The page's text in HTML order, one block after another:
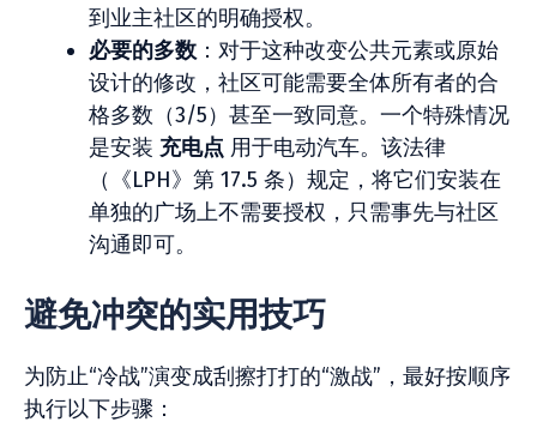
到业主社区的明确授权。
必要的多数 ：对于这种改变公共元素或原始
设计的修改，社区可能需要全体所有者的合
格多数（3/5）甚至一致同意。一个特殊情况
是安装 充电点 用于电动汽车。该法律
（《LPH》第 17.5 条）规定，将它们安装在
单独的广场上不需要授权，只需事先与社区
沟通即可。
避免冲突的实用技巧
为防止“冷战”演变成刮擦打打的“激战”，最好按顺序
执行以下步骤：